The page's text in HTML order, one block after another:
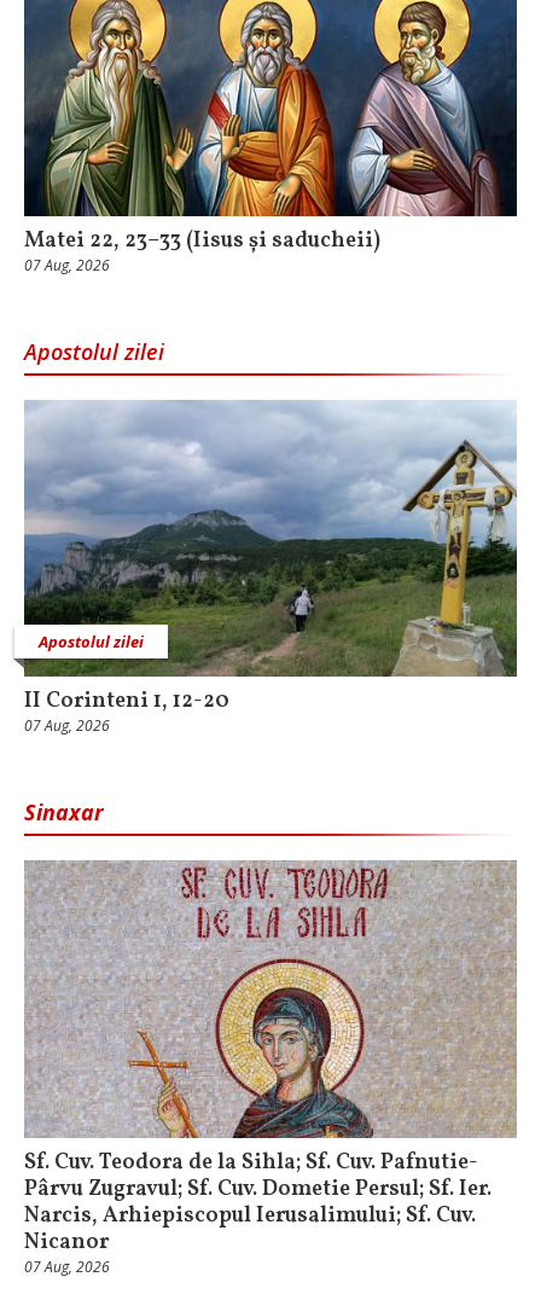
Matei 22, 23–33 (Iisus și saducheii)
07 Aug, 2026
Apostolul zilei
Apostolul zilei
II Corinteni 1, 12-20
07 Aug, 2026
Sinaxar
Sf. Cuv. Teodora de la Sihla; Sf. Cuv. Pafnutie-
Pârvu Zugravul; Sf. Cuv. Dometie Persul; Sf. Ier.
Narcis, Arhiepiscopul Ierusalimului; Sf. Cuv.
Nicanor
07 Aug, 2026